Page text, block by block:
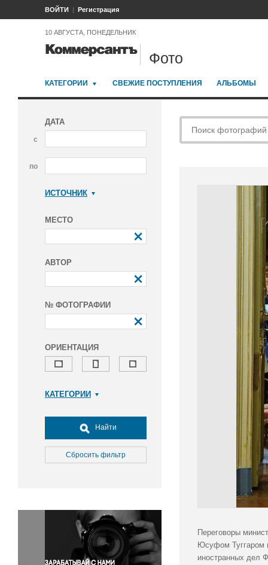
ВОЙТИ Регистрация
10 АВГУСТА, ПОНЕДЕЛЬНИК
Фото
КАТЕГОРИИ СВЕЖИЕ ПОСТУПЛЕНИЯ АЛЬБОМЫ
ДАТА
с
по
ИСТОЧНИК
МЕСТО
АВТОР
№ ФОТОГРАФИИ
ОРИЕНТАЦИЯ
КАТЕГОРИИ
Досуг, туризм и отдых
Культура
Медицина
Окружающая среда
Политика
Правосудие
Происшествия и конфликты
Найти
Сбросить фильтр
Переговоры
Юсуфом Туггаром
иностранных дел